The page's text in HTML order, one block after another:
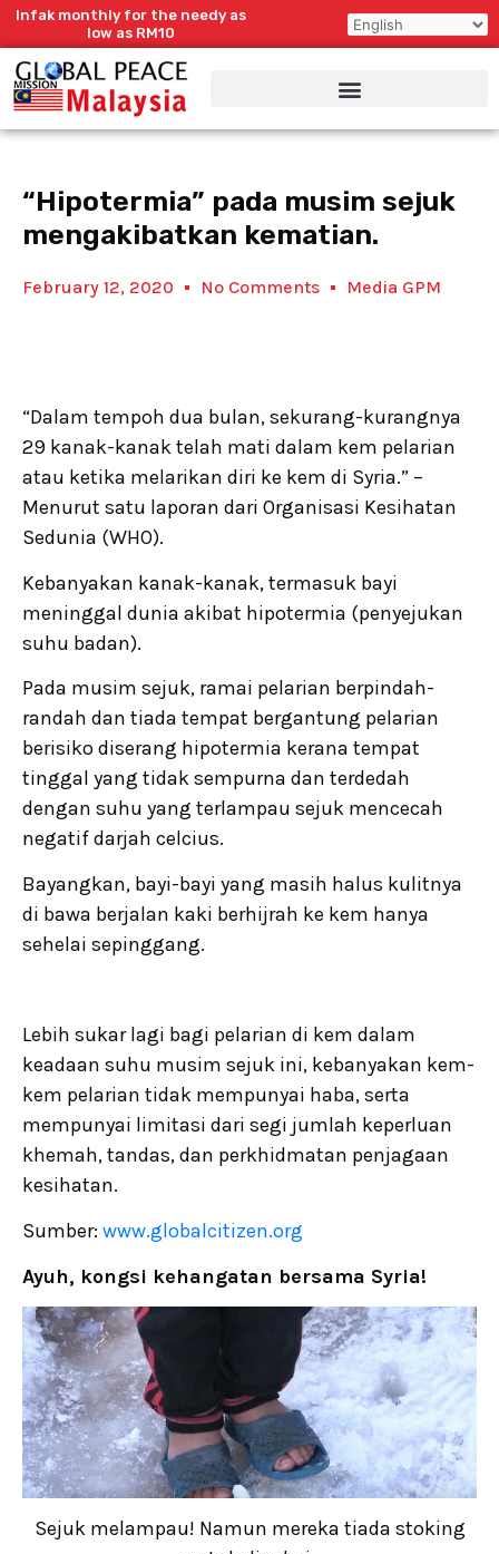
SkipInfak monthly for the needy as
low as RM10
“Hipotermia” pada musim sejuk
mengakibatkan kematian.
February 12, 2020 No Comments Media GPM
“Dalam tempoh dua bulan, sekurang-kurangnya
29 kanak-kanak telah mati dalam kem pelarian
atau ketika melarikan diri ke kem di Syria.” –
Menurut satu laporan dari Organisasi Kesihatan
Sedunia (WHO).
Kebanyakan kanak-kanak, termasuk bayi
meninggal dunia akibat hipotermia (penyejukan
suhu badan).
Pada musim sejuk, ramai pelarian berpindah-
randah dan tiada tempat bergantung pelarian
berisiko diserang hipotermia kerana tempat
tinggal yang tidak sempurna dan terdedah
dengan suhu yang terlampau sejuk mencecah
negatif darjah celcius.
Bayangkan, bayi-bayi yang masih halus kulitnya
di bawa berjalan kaki berhijrah ke kem hanya
sehelai sepinggang.
Lebih sukar lagi bagi pelarian di kem dalam
keadaan suhu musim sejuk ini, kebanyakan kem-
kem pelarian tidak mempunyai haba, serta
mempunyai limitasi dari segi jumlah keperluan
khemah, tandas, dan perkhidmatan penjagaan
kesihatan.
Sumber: www.globalcitizen.org
Ayuh, kongsi kehangatan bersama Syria!
Sejuk melampau! Namun mereka tiada stoking